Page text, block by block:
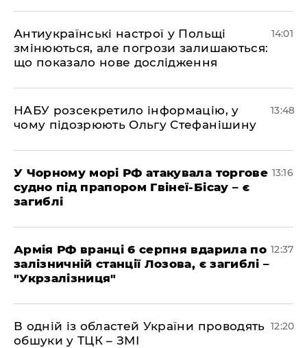
Антиукраїнські настрої у Польщі
змінюються, але погрози залишаються:
що показало нове дослідження
14:01
НАБУ розсекретило інформацію, у
чому підозрюють Ольгу Стефанішину
13:48
У Чорному морі РФ атакувала торгове
судно під прапором Гвінеї-Бісау – є
загиблі
13:16
Армія РФ вранці 6 серпня вдарила по
залізничній станції Лозова, є загиблі –
"Укрзалізниця"
12:37
В одній із областей України проводять
обшуки у ТЦК – ЗМІ
12:20